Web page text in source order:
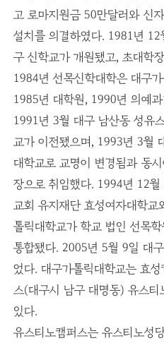
고 로마지원금 50만달러와 신
설치를 의결하였다. 1981년
구 신학교가 개원됐고, 초대학
1984년 선목신학대학은 대구
1985년 대학원, 1990년 의예과
1991년 3월 대구 남산동 성유
교가 이전됐으며, 1993년 3월
대학교로 교명이 변경됨과 동
장으로 취임했다. 1994년 12
교회 유지재단 효성여자대학
톨릭대학교가 학교 법인 선목
통합됐다. 2005년 5월 9일 대
었다. 대구가톨릭대학교는 효
스(대구시 남구 대명동) 유스
있다.
유스티노캠퍼스는 유스티노성